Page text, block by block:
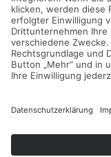
ZAHNÄRZTE IM